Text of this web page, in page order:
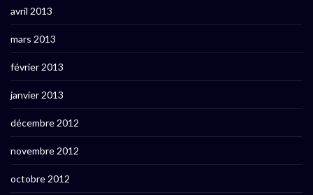
avril 2013
mars 2013
février 2013
janvier 2013
décembre 2012
novembre 2012
octobre 2012